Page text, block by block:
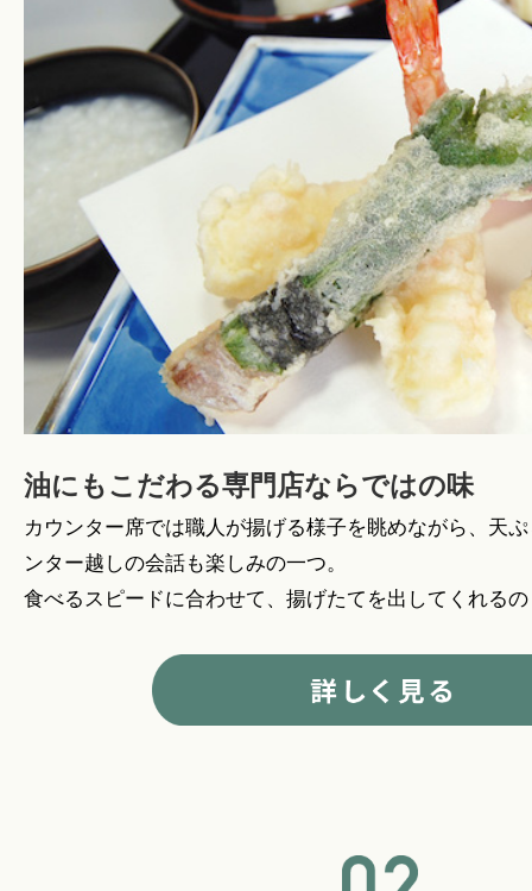
油にもこだわる専門店ならではの味
カウンター席では職人が揚げる様子を眺めながら、天
ンター越しの会話も楽しみの一つ。
食べるスピードに合わせて、揚げたてを出してくれる